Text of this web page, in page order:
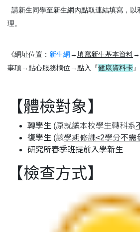
請新生同學至新生網內點取連結填寫，以
理。
《網址位置： 新生網→填寫新生基本資料→
事項→ 貼心服務欄位→點入『健康資料卡
【體檢對象】
轉學生 (原就讀本校學生轉科系
復學生 (該學期修課<2學分不需
研究所春季班提前入學新生
【檢查方式】